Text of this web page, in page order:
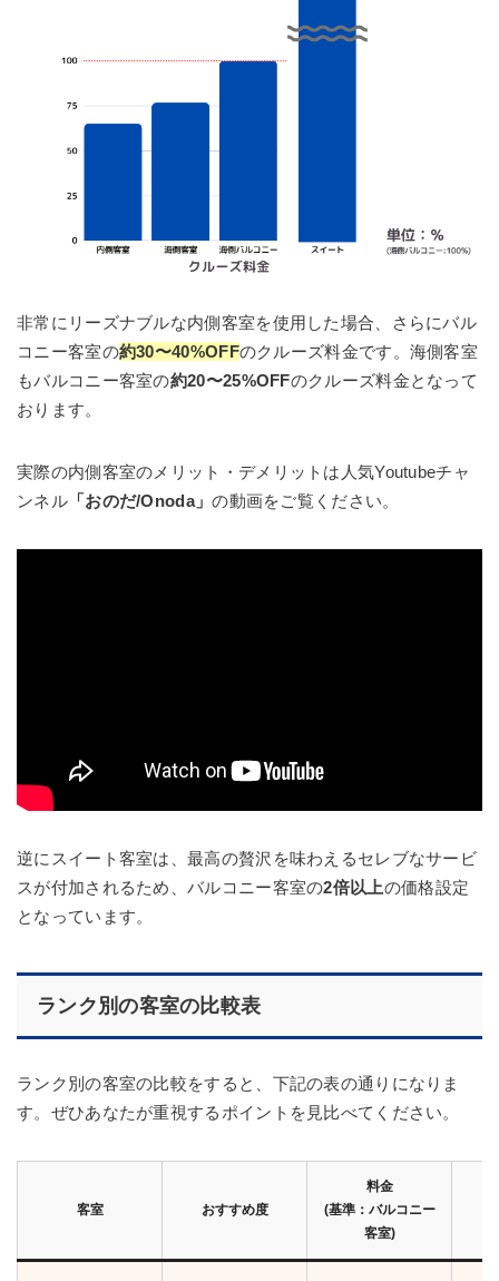
非常にリーズナブルな内側客室を使用した場合、さらにバル
コニー客室の約30〜40%OFFのクルーズ料金です。海側客室
もバルコニー客室の約20〜25%OFFのクルーズ料金となって
おります。
実際の内側客室のメリット・デメリットは人気Youtubeチャ
ンネル「おのだ/Onoda」の動画をご覧ください。
逆にスイート客室は、最高の贅沢を味わえるセレブなサービ
スが付加されるため、バルコニー客室の2倍以上の価格設定
となっています。
ランク別の客室の比較表
ランク別の客室の比較をすると、下記の表の通りになりま
す。ぜひあなたが重視するポイントを見比べてください。
客室 おすすめ度
料金
(基準： バルコニー
客室)